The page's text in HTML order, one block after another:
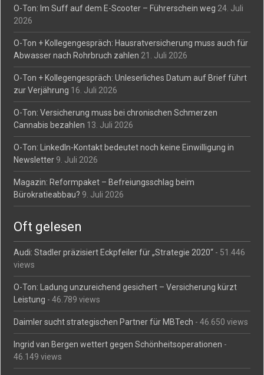
O-Ton: Im Suff auf dem E-Scooter – Führerschein weg 24. Juli
2026
O-Ton + Kollegengespräch: Hausratversicherung muss auch für
Abwasser nach Rohrbruch zahlen 21. Juli 2026
O-Ton + Kollegengespräch: Unleserliches Datum auf Brief führt
zur Verjährung 16. Juli 2026
O-Ton: Versicherung muss bei chronischen Schmerzen
Cannabis bezahlen 13. Juli 2026
O-Ton: LinkedIn-Kontakt bedeutet noch keine Einwilligung in
Newsletter 9. Juli 2026
Magazin: Reformpaket – Befreiungsschlag beim
Bürokratieabbau? 9. Juli 2026
Oft gelesen
Audi: Stadler präzisiert Eckpfeiler für „Strategie 2020“ - 51.446
views
O-Ton: Ladung unzureichend gesichert – Versicherung kürzt
Leistung - 46.789 views
Daimler sucht strategischen Partner für MBTech - 46.650 views
Ingrid van Bergen wettert gegen Schönheitsoperationen -
46.149 views